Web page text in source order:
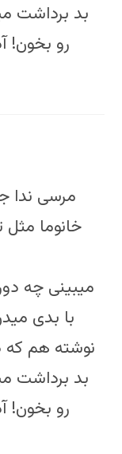
بد برداشت
رو بخون!
مرسی ندا
خانوما مثل
میبینی چه
با بدی
نوشته هم که
بد برداشت
رو بخون!